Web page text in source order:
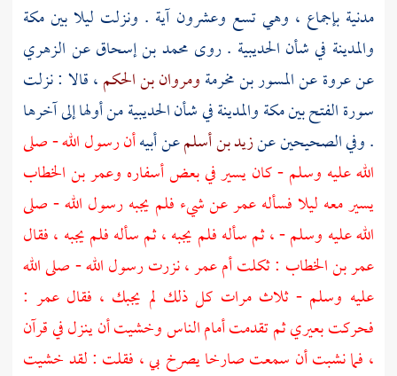
مدنية بإجماع ، وهي تسع وعشرون آية . ونزلت ليلا بينمكة
والمدينة في شأن الحديبية . روى محمد بن إسحاقعن الزهري
عنعروةعنالمسور بن مخرمةومروان بن الحكم، قالا : نزلت
سورة الفتح بينمكةوالمدينةفي شأنالحديبيةمن أولها إلى آخرها
. وفي الصحيحين عنزيد بن أسلمعن أبيهأن رسول الله - صلى
الله عليه وسلم - كان يسير في بعض أسفاره وعمر بن الخطاب
يسير معه ليلا فسألهعمرعن شيء فلم يجبه رسول الله - صلى
الله عليه وسلم - ، ثم سأله فلم يجبه ، ثم سأله فلم يجبه ، فقال
عمر بن الخطاب : ثكلت أمعمر، نزرت رسول الله - صلى الله
عليه وسلم - ثلاث مرات كل ذلك لم يجبك ، فقالعمر :
فحركت بعيري ثم تقدمت أمام الناس وخشيت أن ينزل في قرآن
، فما نشبت أن سمعت صارخا يصرخ بي ، فقلت : لقد خشيت